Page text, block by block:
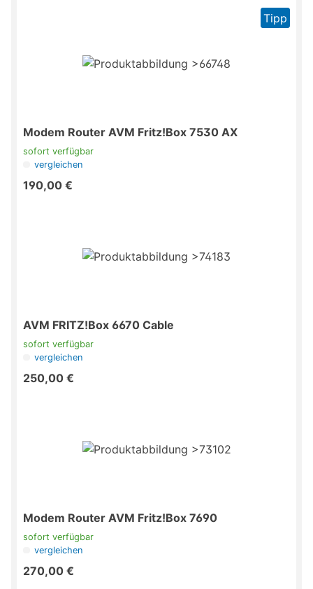
Tipp
Modem Router AVM Fritz!Box 7530 AX
sofort verfügbar
vergleichen
190,00 €
AVM FRITZ!Box 6670 Cable
sofort verfügbar
vergleichen
250,00 €
Modem Router AVM Fritz!Box 7690
sofort verfügbar
vergleichen
270,00 €